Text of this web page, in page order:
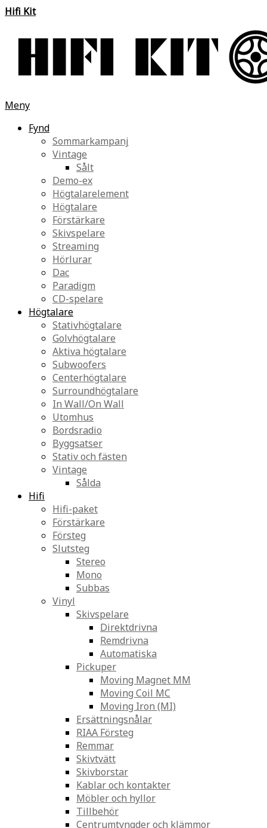
Hifi Kit
Meny
Fynd
Sommarkampanj
Vintage
Sålt
Demo-ex
Högtalarelement
Högtalare
Förstärkare
Skivspelare
Streaming
Hörlurar
Dac
Paradigm
CD-spelare
Högtalare
Stativhögtalare
Golvhögtalare
Aktiva högtalare
Subwoofers
Centerhögtalare
Surroundhögtalare
In Wall/On Wall
Utomhus
Bordsradio
Byggsatser
Stativ och fästen
Vintage
Sålda
Hifi
Hifi-paket
Förstärkare
Försteg
Slutsteg
Stereo
Mono
Subbas
Vinyl
Skivspelare
Direktdrivna
Remdrivna
Automatiska
Pickuper
Moving Magnet MM
Moving Coil MC
Moving Iron (MI)
Ersättningsnålar
RIAA Försteg
Remmar
Skivtvätt
Skivborstar
Kablar och kontakter
Möbler och hyllor
Tillbehör
Centrumtyngder och klämmor